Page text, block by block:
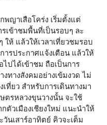
พญาเสือโคร่ง เริ่มตั้งแต่
รเข้าชมพื้นที่เป็นรอบๆ ละ
ห้ แล้วให้เวลาเที่ยวชมรอบ
ารประกาศแจ้งเตือน แล้วให้
ปได้เข้าชม ถือเป็นการ
ทางสังคมอย่างเข้มงวด ไม่
ที่ยว สำหรับการเดินทางมา
ตรหลวงขุนวางนั้น จะใช้
ตัวเมืองเชียงใหม่ แนะนำให้
วันเสาร์อาทิตย์ คิวจะเต็ม